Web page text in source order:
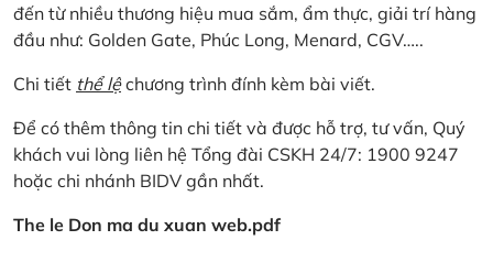
đến từ nhiều thương hiệu mua sắm, ẩm thực, giải trí hàng
đầu như: Golden Gate, Phúc Long, Menard, CGV…..
Chi tiết thể lệchương trình đính kèm bài viết.
Để có thêm thông tin chi tiết và được hỗ trợ, tư vấn, Quý
khách vui lòng liên hệ Tổng đài CSKH 24/7: 1900 9247
hoặc chi nhánh BIDV gần nhất.
The le Don ma du xuan web.pdf